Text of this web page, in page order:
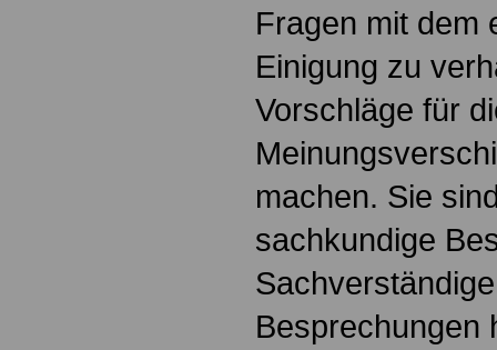
Fragen mit dem
Einigung zu
Vorschläge für
machen. Sie
sachkundige
Besprechungen